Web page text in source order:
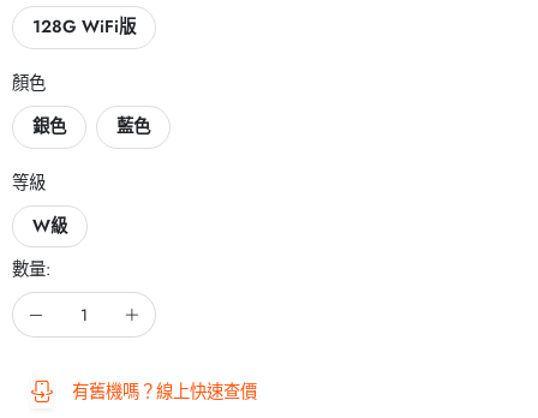
128G WiFi版
顏色
銀色
藍色
等級
W級
數量:
有舊機嗎？線上快速查價